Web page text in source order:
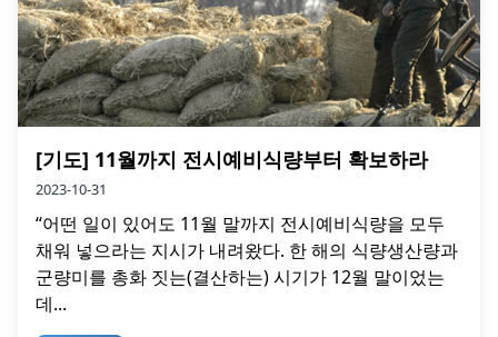
[기도] 11월까지 전시예비식량부터 확보하라
2023-10-31
“어떤 일이 있어도 11월 말까지 전시예비식량을 모두
채워 넣으라는 지시가 내려왔다. 한 해의 식량생산량과
군량미를 총화 짓는(결산하는) 시기가 12월 말이었는
데...